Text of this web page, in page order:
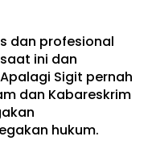
dan profesional
ini dan
Sigit pernah
dan Kabareskrim
hukum.